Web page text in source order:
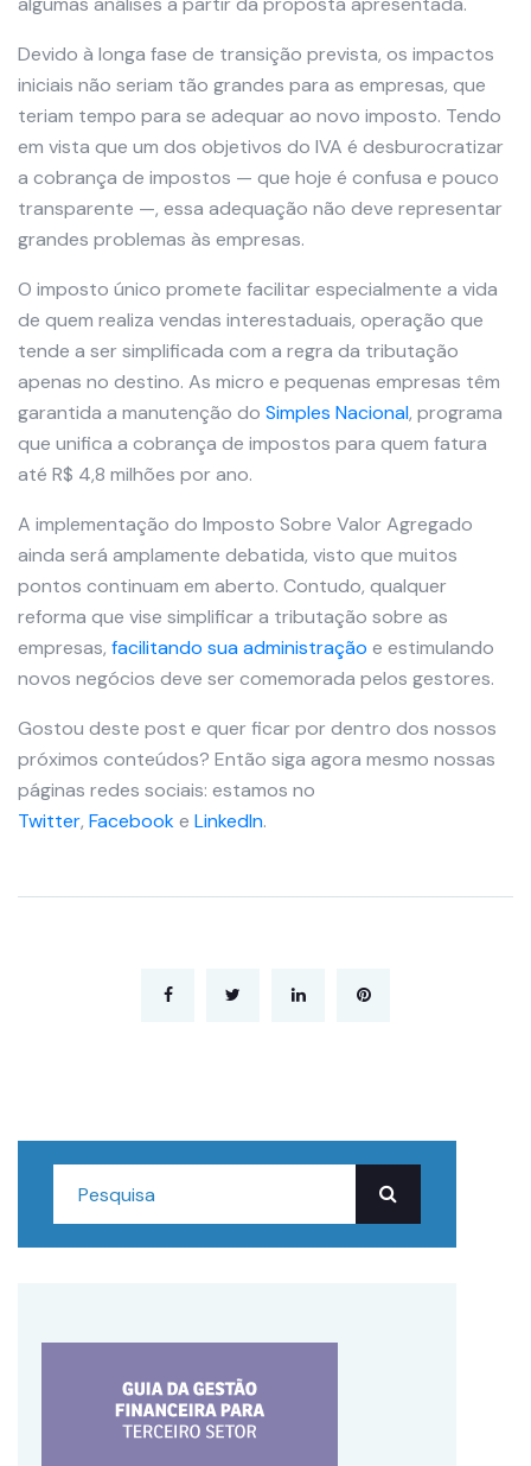
Devido à longa fase de transição prevista, os impactos
iniciais não seriam tão grandes para as empresas, que
teriam tempo para se adequar ao novo imposto. Tendo
em vista que um dos objetivos do IVA é desburocratizar
a cobrança de impostos — que hoje é confusa e pouco
transparente —, essa adequação não deve representar
grandes problemas às empresas.
O imposto único promete facilitar especialmente a vida
de quem realiza vendas interestaduais, operação que
tende a ser simplificada com a regra da tributação
apenas no destino. As micro e pequenas empresas têm
garantida a manutenção do Simples Nacional, programa
que unifica a cobrança de impostos para quem fatura
até R$ 4,8 milhões por ano.
A implementação do Imposto Sobre Valor Agregado
ainda será amplamente debatida, visto que muitos
pontos continuam em aberto. Contudo, qualquer
reforma que vise simplificar a tributação sobre as
empresas, facilitando sua administração e estimulando
novos negócios deve ser comemorada pelos gestores.
Gostou deste post e quer ficar por dentro dos nossos
próximos conteúdos? Então siga agora mesmo nossas
páginas redes sociais: estamos no
Twitter, Facebooke LinkedIn.